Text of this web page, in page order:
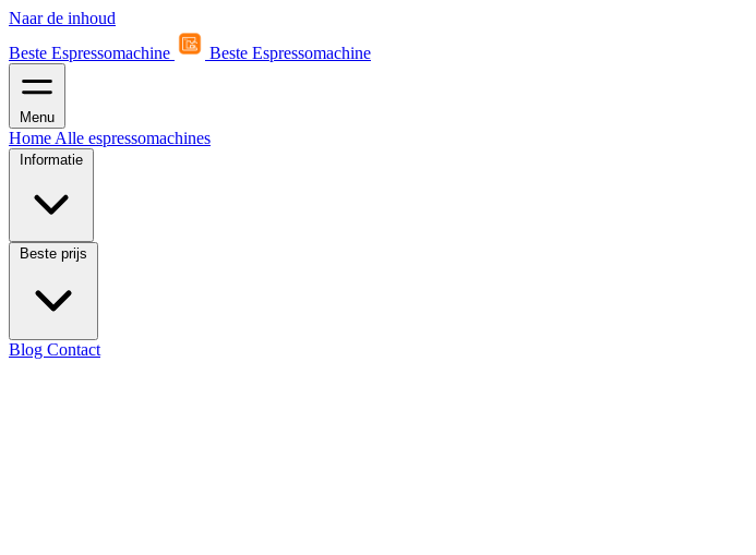
Naar de inhoud
Beste Espressomachine
Beste Espressomachine
Menu
Home Alle espressomachines
Informatie
Beste prijs
Blog Contact